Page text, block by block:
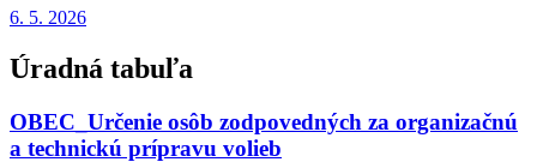
6. 5. 2026
Úradná tabuľa
OBEC_Určenie osôb zodpovedných za organizačnú
a technickú prípravu volieb